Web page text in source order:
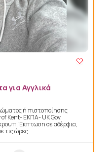
για Αγγλικά
ή πιστοποίησης
Kent- ΕΚΠΑ- UK Gov.
Έκπτωση σε αδέρφια,
τις ώρες